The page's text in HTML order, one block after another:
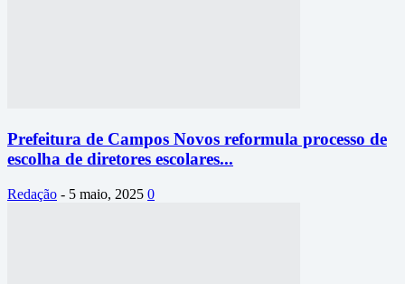
Prefeitura de Campos Novos reformula processo de
escolha de diretores escolares...
Redação - 5 maio, 2025 0